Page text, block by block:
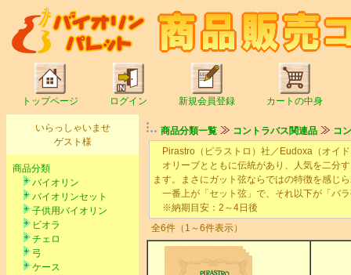
トップページ ログイン 新規会員登録 カートの中身
いらっしゃいませ
ゲスト様
商品分類
バイオリン
バイオリンセット
子供用バイオリン
ビオラ
チェロ
弓
ケース
商品分類一覧 コントラバス関連品
コ
Pirastro（ピラストロ）社／Eudoxa（オイ
オリーブとともに伝統があり、人気を二分
ます。まさにガット弦ならではの特徴を感じ
一番上が「セット弦」で、それ以下が「バ
※納期目安：2～4日後
全6件（1～6件表示）